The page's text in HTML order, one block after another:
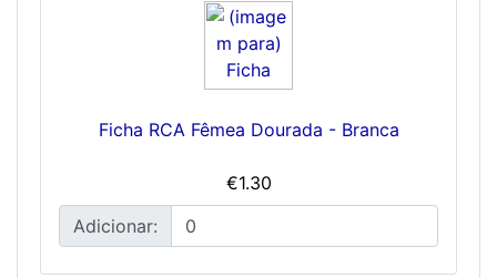
Ficha RCA Fêmea Dourada - Branca
€1.30
Adicionar: